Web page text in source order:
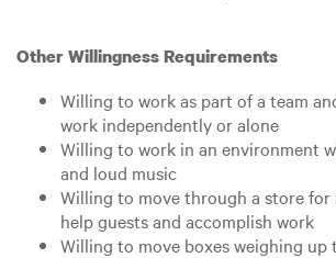
Other Willingness Requirements
Willing to work as part of a team
work independently or alone
Willing to work in an environment
and loud music
Willing to move through a store
help guests and accomplish work
Willing to move boxes weighing up